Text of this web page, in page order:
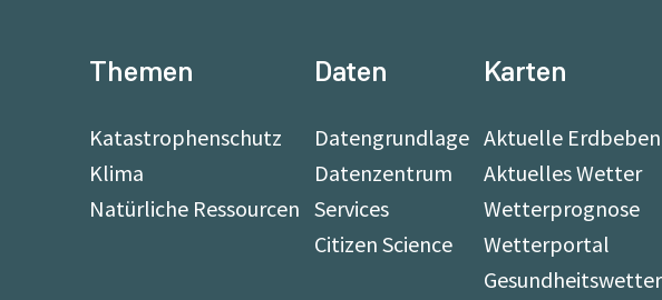
Themen
Katastrophenschutz
Klima
Natürliche Ressourcen
Daten
Datengrundlage
Datenzentrum
Services
Citizen Science
Karten
Aktuelle Erdbeben
Aktuelles Wetter
Wetterprognose
Wetterportal
Gesundheitswetter